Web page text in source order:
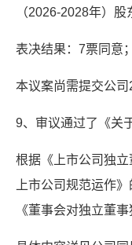
（2026-2028年）股
表决结果：7票同意
本议案尚需提交公司
9、审议通过了《关
根据《上市公司独
上市公司规范运作
《董事会对独立董